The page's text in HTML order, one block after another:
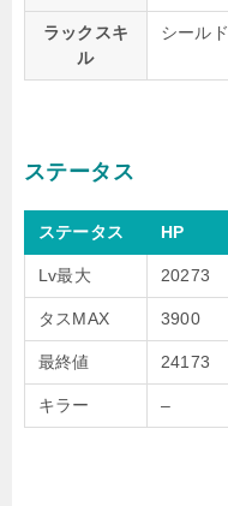
ラックスキ
ル
シールド
ステータス
ステータス HP
Lv最大 20273
タスMAX 3900
最終値 24173
キラー –